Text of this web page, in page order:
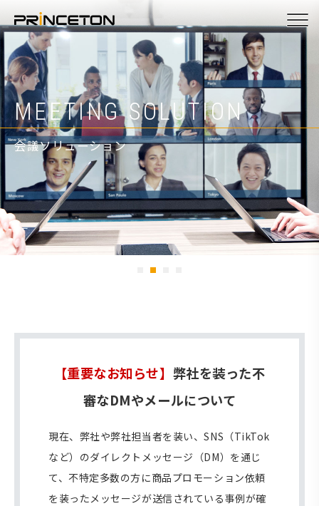
イ
ン
コ
ン
ン
移
動
ヒト。モノ。つなぐ。
MEETING SOLUTION
会議ソリューション
PRODUCTS
プロダクト
ATEN KVM VIDEO
ATEN/KVMビデオ製品
【重要なお知らせ】 弊社を装った不
審なDMやメールについて
現在、弊社や弊社担当者を装い、SNS（TikTok
など）のダイレクトメッセージ（DM）を通じ
て、不特定多数の方に商品プロモーション依頼
を装ったメッセージが送信されている事例が確